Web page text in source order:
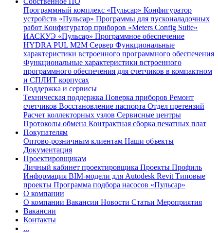
Программный комплекс «Пульсар» Конфигуратор
устройств «Пульсар» Программы для пусконаладочных
работ Конфигуратор приборов «Meters Config Suite»
ИАСКУЭ «Пульсар» Программное обеспечение
HYDRA PUL M2M Сервер Функциональные
характеристики встроенного программного обеспечения
Функциональные характеристики встроенного
программного обеспечения для счетчиков в компактном
и СПЛИТ корпусах
Поддержка и сервисы
Техническая поддержка Поверка приборов Ремонт
счетчиков Восстановление паспорта Отдел претензий
Расчет коллекторных узлов Сервисные центры
Протоколы обмена Контрактная сборка печатных плат
Покупателям
Оптово-розничным клиентам Наши объекты
Документация
Проектировщикам
Личный кабинет проектировщика Проекты Профиль
Информация BIM-модели для Autodesk Revit Типовые
проекты Программа подбора насосов «Пульсар»
О компании
О компании Вакансии Новости Статьи Мероприятия
Вакансии
Контакты
...